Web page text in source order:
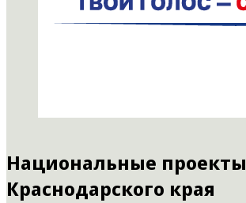
Национальные проекты
Краснодарского края